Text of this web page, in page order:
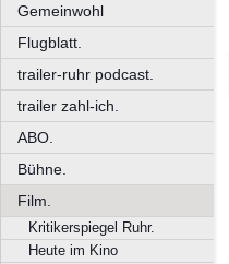
Gemeinwohl
Flugblatt.
trailer-ruhr podcast.
trailer zahl-ich.
ABO.
Bühne.
Film.
Kritikerspiegel Ruhr.
Heute im Kino